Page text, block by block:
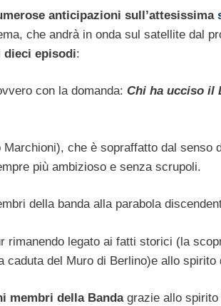
anticipazioni sull’attesissima
che andrà in onda sul satellite dal
dieci episodi:
con la domanda: Chi ha ucciso il
Marchioni), che è sopraffatto dal senso
più ambizioso e senza scrupoli.
della banda alla parabola
rimanendo legato ai fatti storici (la
caduta del Muro di Berlino)e allo spirito
membri della Bandagrazie allo spirito